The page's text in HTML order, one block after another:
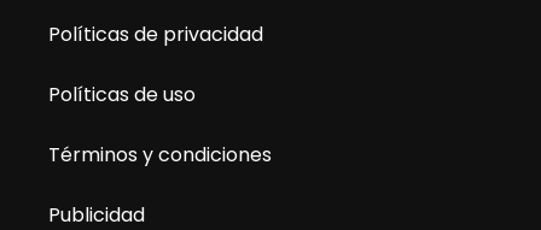
Políticas de privacidad
Políticas de uso
Términos y condiciones
Publicidad